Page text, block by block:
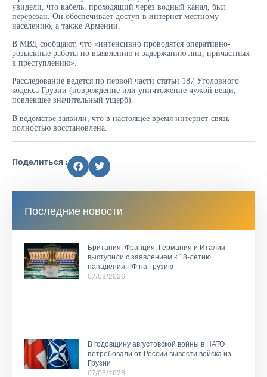
увидели, что кабель, проходящий через водный канал, был
перерезан. Он обеспечивает доступ в интернет местному
населению, а также Армении.
В МВД сообщают, что «интенсивно проводятся оперативно-
розыскные работы по выявлению и задержанию лиц, причастных
к преступлению».
Расследование ведется по первой части статьи 187 Уголовного
кодекса Грузии (повреждение или уничтожение чужой вещи,
повлекшее значительный ущерб).
В ведомстве заявили, что в настоящее время интернет-связь
полностью восстановлена.
Поделиться :
Последние новости
Британия, Франция, Германия и Италия
выступили с заявлением к 18-летию
нападения РФ на Грузию
07/08/2026
В годовщину августовской войны в НАТО
потребовали от России вывести войска из
Грузии
07/08/2026